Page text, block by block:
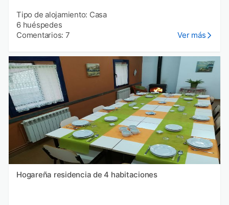
Tipo de alojamiento: Casa
6 huéspedes
Comentarios: 7
Ver más
Hogareña residencia de 4 habitaciones